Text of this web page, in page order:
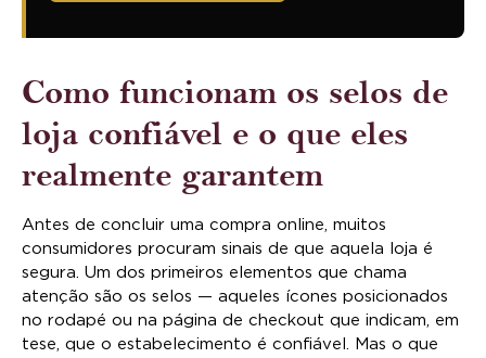
Como funcionam os selos de
loja confiável e o que eles
realmente garantem
Antes de concluir uma compra online, muitos
consumidores procuram sinais de que aquela loja é
segura. Um dos primeiros elementos que chama
atenção são os selos — aqueles ícones posicionados
no rodapé ou na página de checkout que indicam, em
tese, que o estabelecimento é confiável. Mas o que